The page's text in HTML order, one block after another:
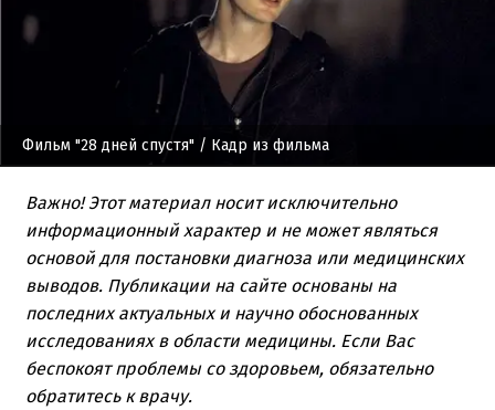
Фильм "28 дней спустя" / Кадр из фильма
Важно!Этот материал носит исключительно
информационный характер и не может являться
основой для постановки диагноза или медицинских
выводов. Публикации на сайте основаны на
последних актуальных и научно обоснованных
исследованиях в области медицины. Если Вас
беспокоят проблемы со здоровьем, обязательно
обратитесь к врачу.